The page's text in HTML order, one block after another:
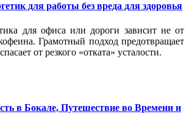
для работы без вреда для здоровья
для офиса или дороги зависит не от
Грамотный подход предотвращает
от резкого «отката» усталости.
в Бокале, Путешествие во Времени и